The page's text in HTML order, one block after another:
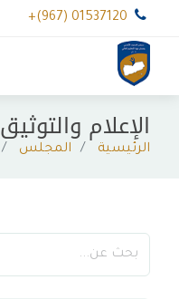
+(967) 01537120
الإعلام والتوثيق
الرئيسية المجلس